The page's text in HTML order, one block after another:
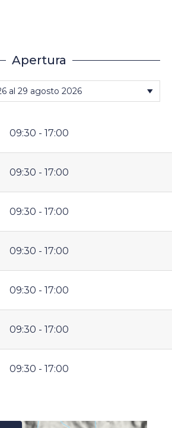
Apertura
09:30 - 17:00
09:30 - 17:00
09:30 - 17:00
09:30 - 17:00
09:30 - 17:00
09:30 - 17:00
09:30 - 17:00